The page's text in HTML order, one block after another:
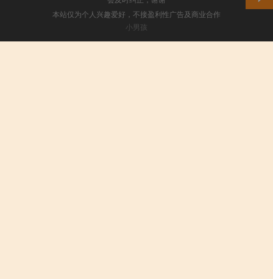
本站仅为个人兴趣爱好，不接盈利性广告及商业合作
小男孩